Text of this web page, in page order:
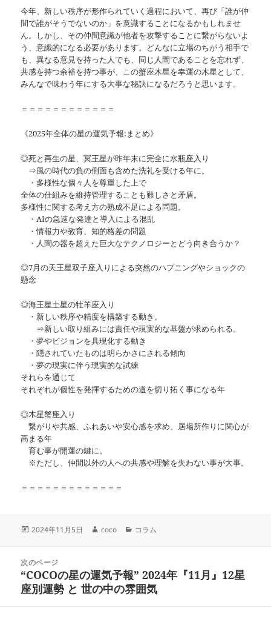
今年、新しい秩序が形作られていく過程において、再び「誰が仲
間で誰がそうでないのか」を意識することになるかもしれませ
ん。しかし、その仲間意識が他者を攻撃することに繋がらないよ
う、意識的になる必要があります。どんなに立場のちがう相手で
も、異なる意見を持った人でも、同じ人間であることを忘れず、
共感を持つ余裕を持つ事が、この蟹座木星を幸運の木星として、
みんなで味わう年にする大事な秘訣になるだろうと思います。
＝＝＝＝＝＝＝＝＝＝＝＝
《2025年全体の星の運気予報:まとめ》
◎死と再生の星、冥王星が昨年末に完全に水瓶座入り
⇒風の時代の負の側面も含めた洗礼を受ける年に。
・多様性な個々人を尊重した上で
全体の仕組みを維持管理することも難しさと矛盾。
多様性に関する考え方の熟成不足による問題。
・AIの急速な発達と導入による混乱
・情報力や教育、知的格差の問題
・人間の器を超えた巨大なテクノロジーとどう向き合うか？
◎7月の天王星双子座入りによる突然のハプニングやショックの
懸念
◎海王星土星の牡羊座入り
・新しい秩序や精度を構築する動き。
⇒新しい取り組みには責任や現実的な基盤が求められる。
・夢やビジョンを具現化する動き
・隠されていたものは明らかさにされる傾向
・夢の現実に伴う現実的な試練
それらを通じて
それぞれが個性を発揮するための道を切り拓く事になる年
◎木星蟹座入り
繋がりや共感、ふれあいや安心感を求め、居場所作りに関心が
高まる年
育む事が開運の鍵に。
※ただし、仲間以外の人への共感や理解を失わない事が大事。
＝＝＝＝＝＝＝＝＝＝＝＝＝
投
2024年11月5日
作
coco
カ
ー
コラム
次のページ
前
の
投
“COCOの星の運気予報” 2024年『11月』12星
座別運勢 と 世の中の雰囲気